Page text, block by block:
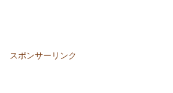
スポンサーリンク